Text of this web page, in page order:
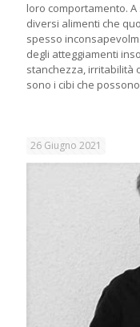
loro comportamento.
diversi alimenti che
spesso
degli atteggiamenti
stanchezza, irritabilità
sono i cibi che
26 Giugno 2021